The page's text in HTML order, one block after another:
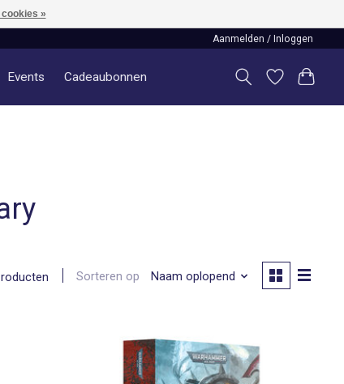
Aanmelden / Inloggen
Events Cadeaubonnen
Sorteren op Naam oplopend
»